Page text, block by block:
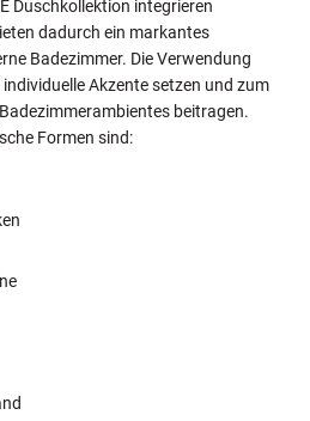
Duschkollektion integrieren
dadurch ein markantes
Badezimmer. Die Verwendung
Akzente setzen und zum
beitragen.
Formen sind: